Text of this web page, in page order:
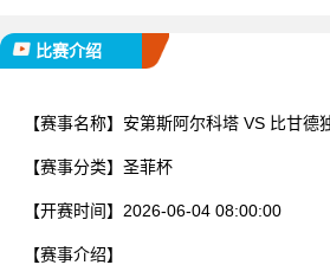
比赛介绍
【赛事名称】 安第斯阿尔科塔 VS 比甘德
【赛事分类】 圣菲杯
【开赛时间】 2026-06-04 08:00:00
【赛事介绍】